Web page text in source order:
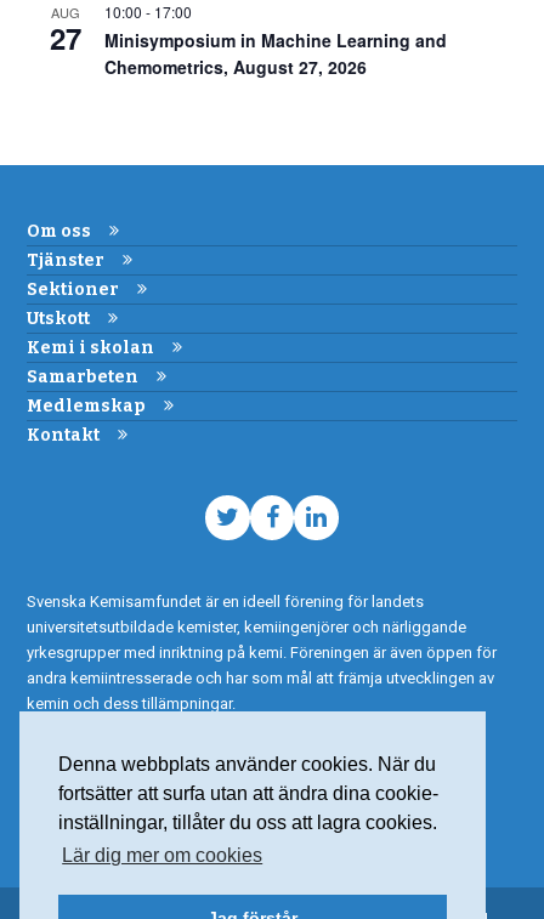
Denna webbplats använder cookies. När du
fortsätter att surfa utan att ändra dina cookie-
inställningar, tillåter du oss att lagra cookies.
Lär dig mer om cookies
AUG
27
10:00 - 17:00
Minisymposium in Machine Learning and
Chemometrics, August 27, 2026
Om oss
Tjänster
Sektioner
Utskott
Kemi i skolan
Samarbeten
Medlemskap
Kontakt
TwitterFacebook
LinkedIn
Svenska Kemisamfundet är en ideell förening för landets
universitetsutbildade kemister, kemiingenjörer och närliggande
yrkesgrupper med inriktning på kemi. Föreningen är även öppen för
andra kemiintresserade och har som mål att främja utvecklingen av
kemin och dess tillämpningar.